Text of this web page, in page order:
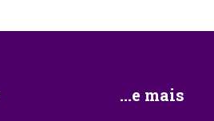
...e mais